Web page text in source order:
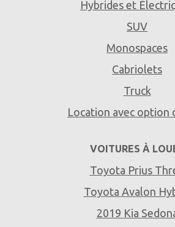
Hybrides et
SUV
Monospaces
Cabriolets
Truck
Location avec option
VOITURES À
Toyota Prius
Toyota Avalon
2019 Kia